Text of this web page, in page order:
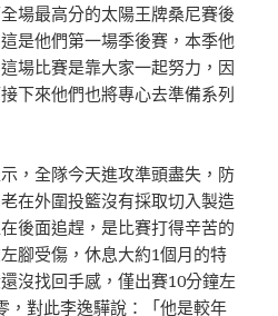
場最高分的太陽王牌桑尼賽後
是他們第一場季後賽，本季他
場比賽是靠大家一起努力，因
下來他們也將專心去準備系列
，全隊今天進攻準頭盡失，防
在外圍投籃沒有採取切入製造
後面追趕，是比賽打得辛苦的
腳受傷，休息大約1個月的特
沒找回手感，僅出賽10分鐘左
，對此李逸驊說：「他是較年